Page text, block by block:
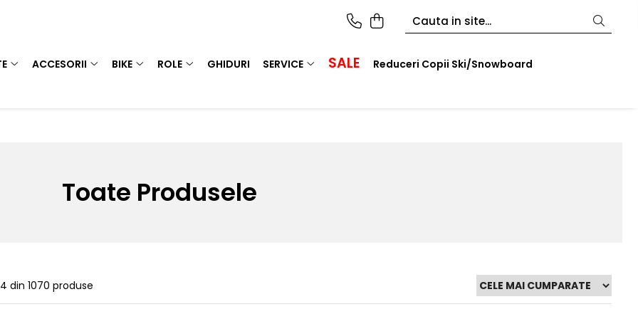
ACCESORII BIKE ROLE GHIDURI SERVICE SALE Reduceri Copii Ski/Snowboard
Toate Produsele
din 1070 produse